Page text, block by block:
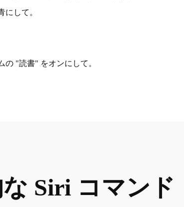
にして。
の "読書" をオンにして。
Siri コマンド